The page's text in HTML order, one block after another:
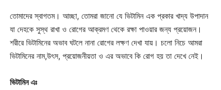
তোমাদের স্বাগতম। আচ্ছা, তোমরা জানো যে ভিটামিন এক প্রকার খাদ্য উপাদান
যা দেহকে সুস্থ রাখা ও রোগের আক্রমণ থেকে রক্ষা পাওয়ার জন্য প্রয়োজন।
শরীরে ভিটামিনের অভাব ঘটলে নানা রোগের লক্ষণ দেখা যায়। চলো নিচে আমরা
ভিটামিনের নাম,উৎস, প্রয়োজনীয়তা ও এর অভাবে কি রোগ হয় তা দেখে নেই।
ভিটামিন এঃ